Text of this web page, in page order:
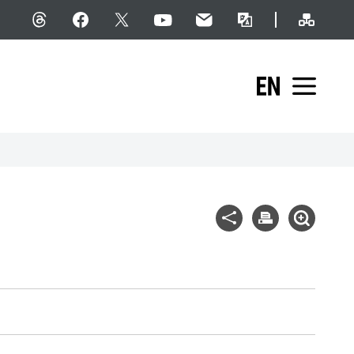
Threadsfacebook
X YouTube民意信箱雙語詞彙
English展開
社群分享列印 展開查詢